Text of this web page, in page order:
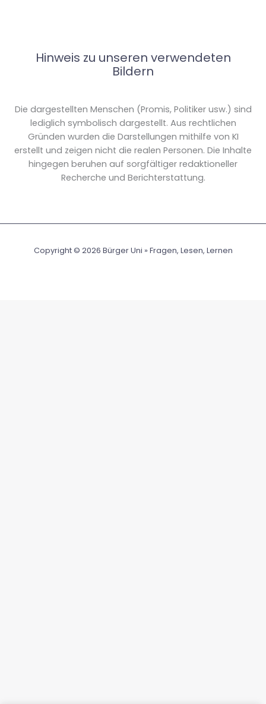
Hinweis zu unseren verwendeten
Bildern
Die dargestellten Menschen (Promis, Politiker usw.) sind
lediglich symbolisch dargestellt. Aus rechtlichen
Gründen wurden die Darstellungen mithilfe von KI
erstellt und zeigen nicht die realen Personen. Die Inhalte
hingegen beruhen auf sorgfältiger redaktioneller
Recherche und Berichterstattung.
Copyright © 2026 Bürger Uni » Fragen, Lesen, Lernen